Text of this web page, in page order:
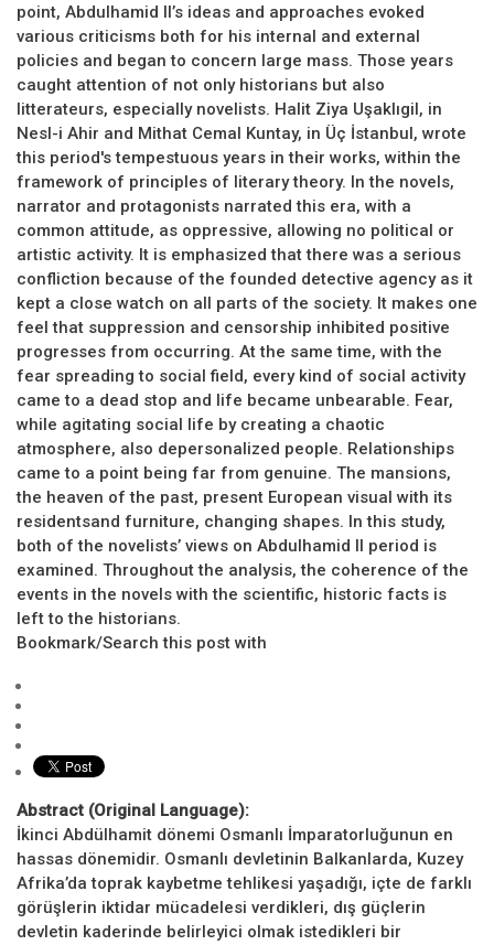
point, Abdulhamid II’s ideas and approaches evoked
various criticisms both for his internal and external
policies and began to concern large mass. Those years
caught attention of not only historians but also
litterateurs, especially novelists. Halit Ziya Uşaklıgil, in
Nesl-i Ahir and Mithat Cemal Kuntay, in Üç İstanbul, wrote
this period's tempestuous years in their works, within the
framework of principles of literary theory. In the novels,
narrator and protagonists narrated this era, with a
common attitude, as oppressive, allowing no political or
artistic activity. It is emphasized that there was a serious
confliction because of the founded detective agency as it
kept a close watch on all parts of the society. It makes one
feel that suppression and censorship inhibited positive
progresses from occurring. At the same time, with the
fear spreading to social field, every kind of social activity
came to a dead stop and life became unbearable. Fear,
while agitating social life by creating a chaotic
atmosphere, also depersonalized people. Relationships
came to a point being far from genuine. The mansions,
the heaven of the past, present European visual with its
residentsand furniture, changing shapes. In this study,
both of the novelists’ views on Abdulhamid II period is
examined. Throughout the analysis, the coherence of the
events in the novels with the scientific, historic facts is
left to the historians.
Bookmark/Search this post with
Abstract (Original Language):
İkinci Abdülhamit dönemi Osmanlı İmparatorluğunun en
hassas dönemidir. Osmanlı devletinin Balkanlarda, Kuzey
Afrika’da toprak kaybetme tehlikesi yaşadığı, içte de farklı
görüşlerin iktidar mücadelesi verdikleri, dış güçlerin
devletin kaderinde belirleyici olmak istedikleri bir